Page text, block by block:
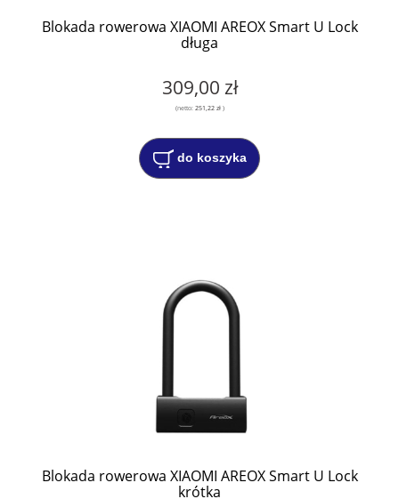
Blokada rowerowa XIAOMI AREOX Smart U Lock
długa
309,00 zł
(netto: 251,22 zł)
do koszyka
Blokada rowerowa XIAOMI AREOX Smart U Lock
krótka